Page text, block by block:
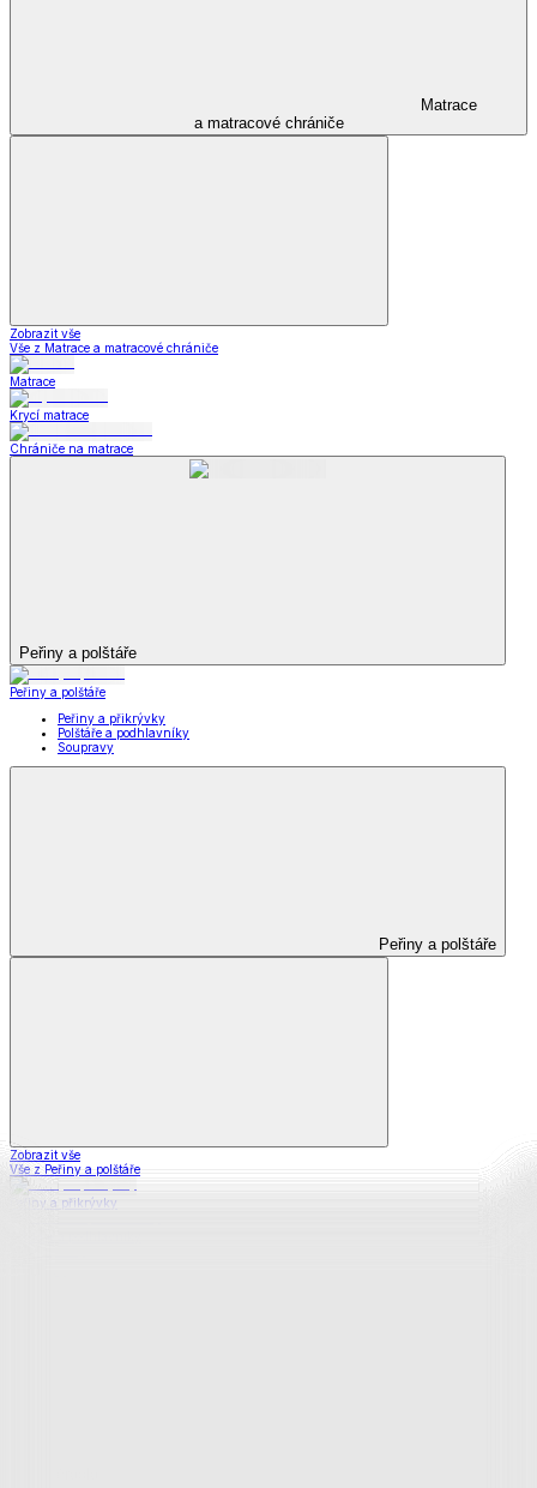
Matrace
a matracové chrániče
Zobrazit vše
Vše z Matrace a matracové chrániče
Matrace
Krycí matrace
Chrániče na matrace
Peřiny a polštáře
Peřiny a polštáře
Peřiny a přikrývky
Polštáře a podhlavníky
Soupravy
Peřiny a polštáře
Zobrazit vše
Vše z Peřiny a polštáře
Peřiny a přikrývky